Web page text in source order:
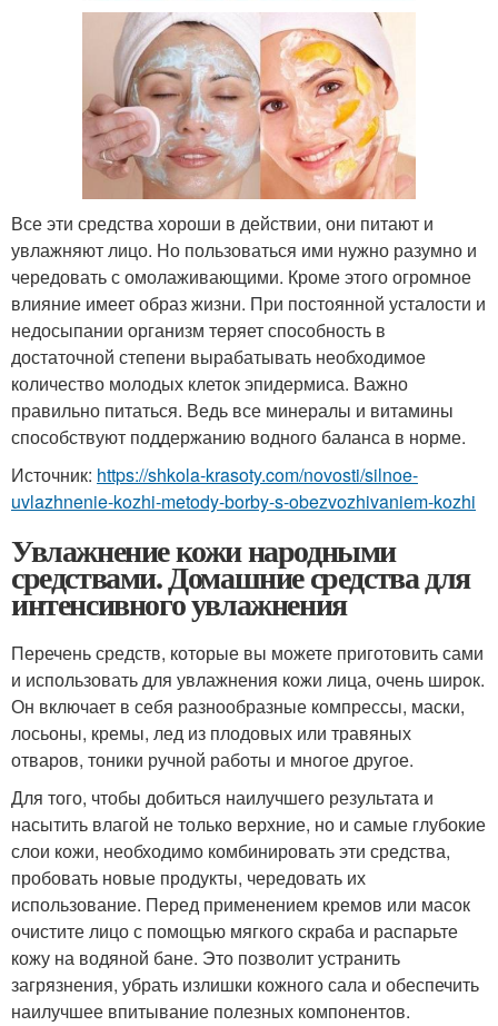
Все эти средства хороши в действии, они питают и
увлажняют лицо. Но пользоваться ими нужно разумно и
чередовать с омолаживающими. Кроме этого огромное
влияние имеет образ жизни. При постоянной усталости и
недосыпании организм теряет способность в
достаточной степени вырабатывать необходимое
количество молодых клеток эпидермиса. Важно
правильно питаться. Ведь все минералы и витамины
способствуют поддержанию водного баланса в норме.
Источник: https://shkola-krasoty.com/novosti/silnoe-
uvlazhnenie-kozhi-metody-borby-s-obezvozhivaniem-kozhi
Увлажнение кожи народными
средствами. Домашние средства для
интенсивного увлажнения
Перечень средств, которые вы можете приготовить сами
и использовать для увлажнения кожи лица, очень широк.
Он включает в себя разнообразные компрессы, маски,
лосьоны, кремы, лед из плодовых или травяных
отваров, тоники ручной работы и многое другое.
Для того, чтобы добиться наилучшего результата и
насытить влагой не только верхние, но и самые глубокие
слои кожи, необходимо комбинировать эти средства,
пробовать новые продукты, чередовать их
использование. Перед применением кремов или масок
очистите лицо с помощью мягкого скраба и распарьте
кожу на водяной бане. Это позволит устранить
загрязнения, убрать излишки кожного сала и обеспечить
наилучшее впитывание полезных компонентов.